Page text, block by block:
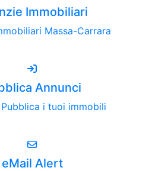
Immobiliari
Massa-Carrara
Annunci
i tuoi immobili
eMail Alert